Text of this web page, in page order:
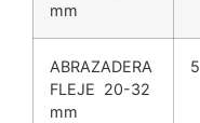
mm
ABRAZADERA
FLEJE 20-32
mm
5